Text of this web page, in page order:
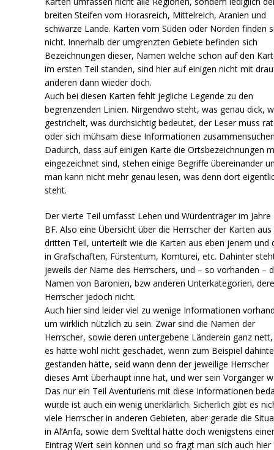
breiten Steifen vom Horasreich, Mittelreich, Aranien und
schwarze Lande. Karten vom Süden oder Norden finden
nicht. Innerhalb der umgrenzten Gebiete befinden sich
Bezeichnungen dieser, Namen welche schon auf den
im ersten Teil standen, sind hier auf einigen nicht mit
anderen dann wieder doch.
Auch bei diesen Karten fehlt jegliche Legende zu den
begrenzenden Linien. Nirgendwo steht, was genau dick,
gestrichelt, was durchsichtig bedeutet, der Leser muss
oder sich mühsam diese Informationen
Dadurch, dass auf einigen Karte die Ortsbezeichnungen
eingezeichnet sind, stehen einige Begriffe übereinander
man kann nicht mehr genau lesen, was denn dort
steht.
Der vierte Teil umfasst Lehen und Würdenträger im Jahre
BF. Also eine Übersicht über die Herrscher der Karten
dritten Teil, unterteilt wie die Karten aus eben jenem und
in Grafschaften, Fürstentum, Komturei, etc. Dahinter
jeweils der Name des Herrschers, und – so vorhanden –
Namen von Baronien, bzw anderen Unterkategorien,
Herrscher jedoch nicht.
Auch hier sind leider viel zu wenige Informationen
um wirklich nützlich zu sein. Zwar sind die Namen der
Herrscher, sowie deren untergebene Länderein ganz
es hätte wohl nicht geschadet, wenn zum Beispiel
gestanden hätte, seid wann denn der jeweilige Herrscher
dieses Amt überhaupt inne hat, und wer sein Vorgänger
Das nur ein Teil Aventuriens mit diese Informationen
wurde ist auch ein wenig unerklärlich. Sicherlich gibt es
viele Herrscher in anderen Gebieten, aber gerade die
in Al’Anfa, sowie dem Svelttal hätte doch wenigstens
Eintrag Wert sein können und so fragt man sich auch hier